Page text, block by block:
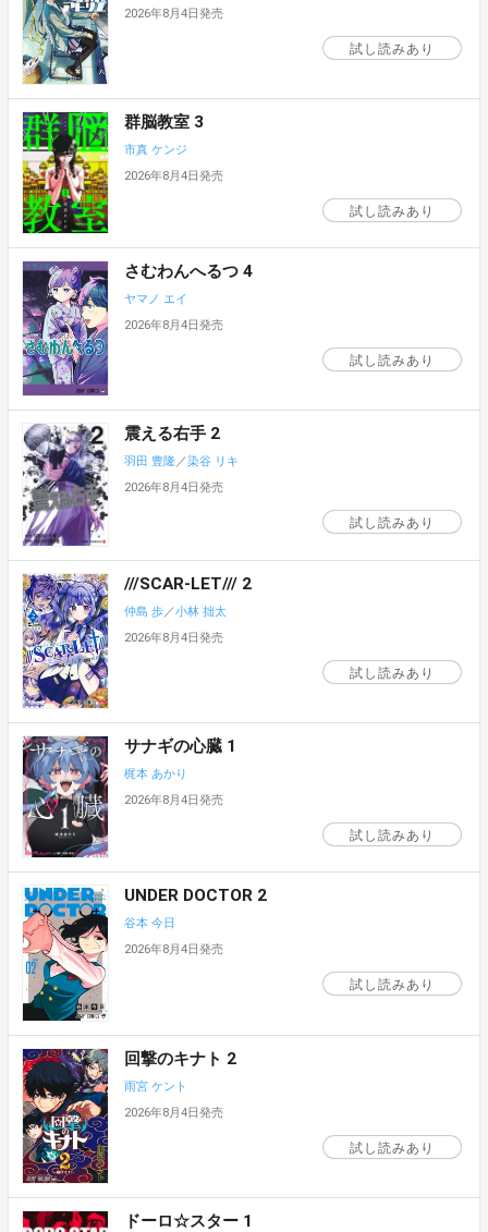
2026年8月4日発売
試し読みあり
群脳教室 3
市真 ケンジ
2026年8月4日発売
試し読みあり
さむわんへるつ 4
ヤマノ エイ
2026年8月4日発売
試し読みあり
震える右手 2
羽田 豊隆／染谷 リキ
2026年8月4日発売
試し読みあり
///SCAR-LET/// 2
仲島 歩／小林 拙太
2026年8月4日発売
試し読みあり
サナギの心臓 1
梶本 あかり
2026年8月4日発売
試し読みあり
UNDER DOCTOR 2
谷本 今日
2026年8月4日発売
試し読みあり
回撃のキナト 2
雨宮 ケント
2026年8月4日発売
試し読みあり
ドーロ☆スター 1